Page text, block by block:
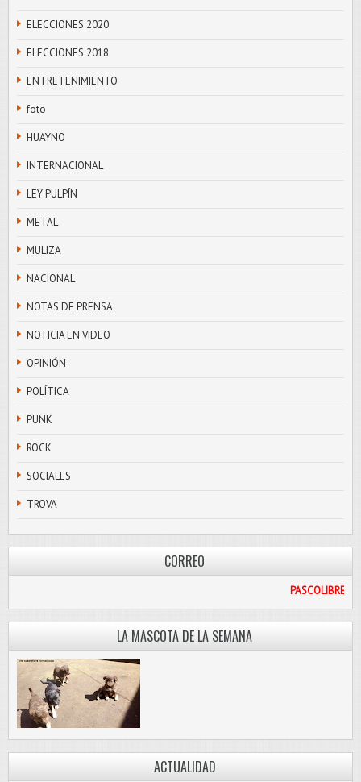
ELECCIONES 2020
ELECCIONES 2018
ENTRETENIMIENTO
foto
HUAYNO
INTERNACIONAL
LEY PULPÍN
METAL
MULIZA
NACIONAL
NOTAS DE PRENSA
NOTICIA EN VIDEO
OPINIÓN
POLÍTICA
PUNK
ROCK
SOCIALES
TROVA
CORREO
LA MASCOTA DE LA SEMANA
ACTUALIDAD